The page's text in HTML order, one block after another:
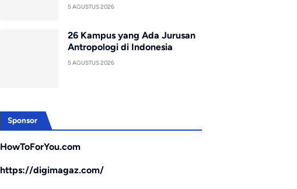
5 AGUSTUS 2026
26 Kampus yang Ada Jurusan
Antropologi di Indonesia
5 AGUSTUS 2026
Sponsor
HowToForYou.com
https://digimagaz.com/